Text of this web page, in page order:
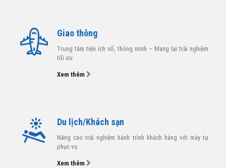
Giao thông
Trung tâm tiện ích số, thông minh – Mang lại trải nghiệm
tối ưu
Xem thêm
Du lịch/Khách sạn
Nâng cao trải nghiệm hành trình khách hàng với máy tự
phục vụ
Xem thêm